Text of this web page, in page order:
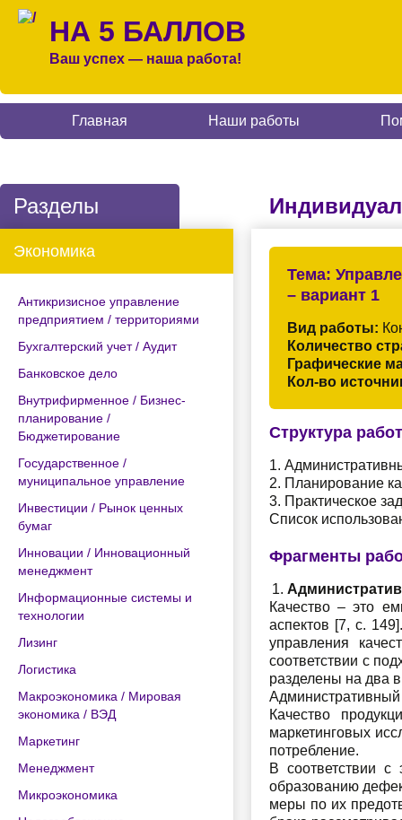
НА 5 БАЛЛОВ
Ваш успех — наша работа!
Главная Наши работы
Разделы
Экономика
Антикризисное управление
предприятием / территориями
Бухгалтерский учет / Аудит
Банковское дело
Внутрифирменное / Бизнес-
планирование /
Бюджетирование
Государственное /
муниципальное управление
Инвестиции / Рынок ценных
бумаг
Инновации / Инновационный
менеджмент
Информационные системы и
технологии
Лизинг
Логистика
Макроэкономика / Мировая
экономика / ВЭД
Маркетинг
Менеджмент
Микроэкономика
Тема:
– вариант 1
Вид работы:
Количество
Графические
Кол-во
Структура
1.
2. Планирование
3. Практическое
Список
Фрагменты
Качество – это
аспектов [7, с.
управления
соответствии с
разделены на два
Качество
маркетинговых
потребление.
В соответствии
образованию
меры по их